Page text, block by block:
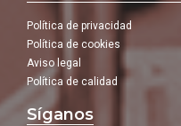
Política de privacidad
Política de cookies
Aviso legal
Política de calidad
Síganos